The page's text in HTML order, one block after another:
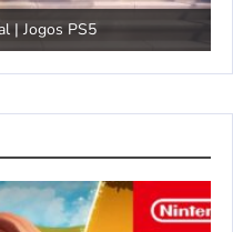
| Jogos PS5